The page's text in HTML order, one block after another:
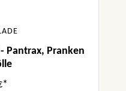
Pantrax, Pranken